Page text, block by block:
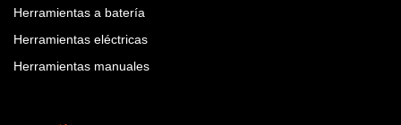
Herramientas a batería
Herramientas eléctricas
Herramientas manuales